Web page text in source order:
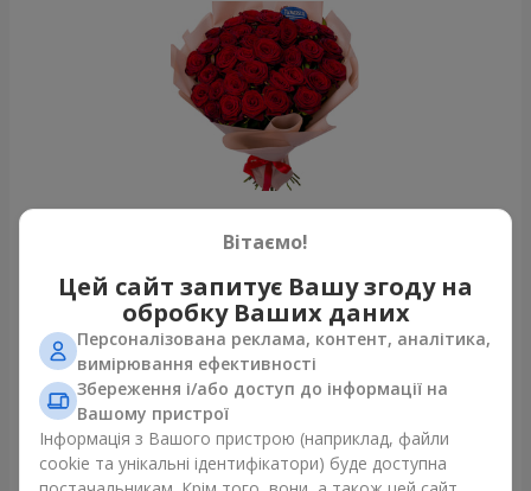
Букет з 35 червоних троянд
Львів
Фотогалерея
Вітаємо!
Цей сайт запитує Вашу згоду на
обробку Ваших даних
Персоналізована реклама, контент, аналітика,
вимірювання ефективності
Збереження і/або доступ до інформації на
Вашому пристрої
Інформація з Вашого пристрою (наприклад, файли
cookie та унікальні ідентифікатори) буде доступна